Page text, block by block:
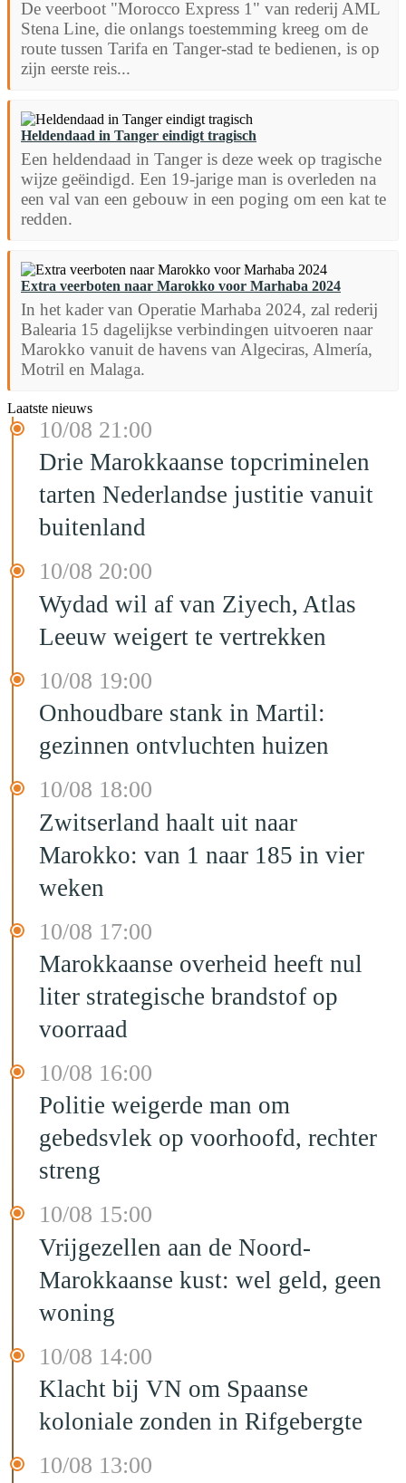
De veerboot "Morocco Express 1" van rederij AML
Stena Line, die onlangs toestemming kreeg om de
route tussen Tarifa en Tanger-stad te bedienen, is op
zijn eerste reis...
Heldendaad in Tanger eindigt tragisch
Een heldendaad in Tanger is deze week op tragische
wijze geëindigd. Een 19-jarige man is overleden na
een val van een gebouw in een poging om een ​​kat te
redden.
Extra veerboten naar Marokko voor Marhaba 2024
In het kader van Operatie Marhaba 2024, zal rederij
Balearia 15 dagelijkse verbindingen uitvoeren naar
Marokko vanuit de havens van Algeciras, Almería,
Motril en Malaga.
Laatste nieuws
10/08 21:00
Drie Marokkaanse topcriminelen
tarten Nederlandse justitie vanuit
buitenland
10/08 20:00
Wydad wil af van Ziyech, Atlas
Leeuw weigert te vertrekken
10/08 19:00
Onhoudbare stank in Martil:
gezinnen ontvluchten huizen
10/08 18:00
Zwitserland haalt uit naar
Marokko: van 1 naar 185 in vier
weken
10/08 17:00
Marokkaanse overheid heeft nul
liter strategische brandstof op
voorraad
10/08 16:00
Politie weigerde man om
gebedsvlek op voorhoofd, rechter
streng
10/08 15:00
Vrijgezellen aan de Noord-
Marokkaanse kust: wel geld, geen
woning
10/08 14:00
Klacht bij VN om Spaanse
koloniale zonden in Rifgebergte
10/08 13:00